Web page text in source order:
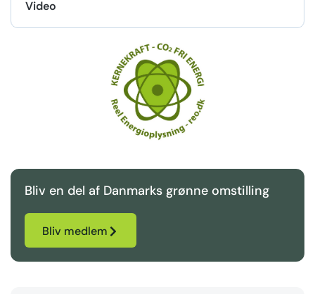
Video
Bliv en del af Danmarks grønne omstilling
Bliv medlem